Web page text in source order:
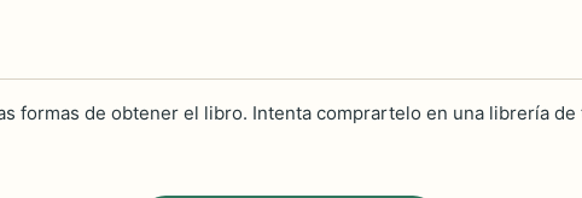
formas de obtener el libro. Intenta comprartelo en una librería